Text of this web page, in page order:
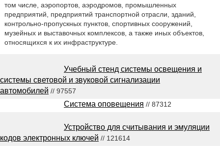
том числе, аэропортов, аэродромов, промышленных
предприятий, предприятий транспортной отрасли, зданий,
контрольно-пропускных пунктов, спортивных сооружений,
музейных и выставочных комплексов, а также иных объектов,
относящихся к их инфраструктуре.
Учебный стенд системы освещения и
системы световой и звуковой сигнализации
автомобилей // 97557
Система оповещения // 87312
Устройство для считывания и эмуляции
кодов электронных ключей // 121614